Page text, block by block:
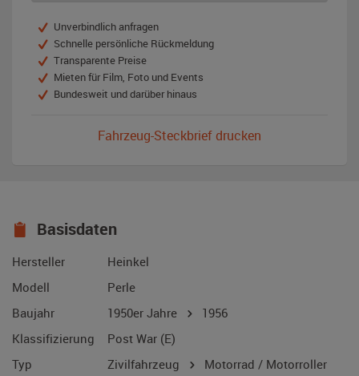
Unverbindlich anfragen
Schnelle persönliche Rückmeldung
Transparente Preise
Mieten für Film, Foto und Events
Bundesweit und darüber hinaus
Fahrzeug-Steckbrief drucken
Basisdaten
Hersteller
Heinkel
Modell
Perle
Baujahr
1950er Jahre
1956
Klassifizierung
Post War (E)
Typ
Zivilfahrzeug
Motorrad / Motorroller